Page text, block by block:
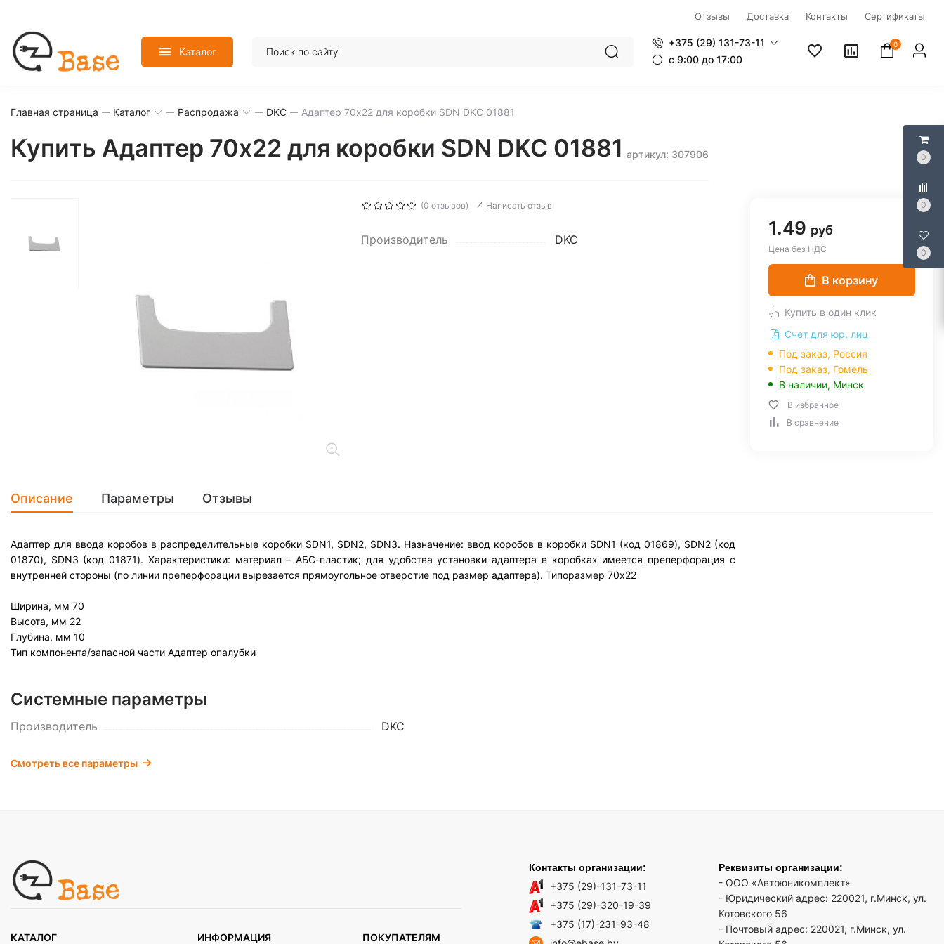
0
0
0
Отзывы Доставка Контакты Сертификаты
Каталог
+375 (29) 131-73-11
c 9:00 до 17:00
0
Главная страница Каталог Распродажа DKC Адаптер 70х22 для коробки SDN DKC 01881
Купить Адаптер 70х22 для коробки SDN DKC 01881 артикул: 307906
(0 отзывов) Написать отзыв
Производитель DKC
1.49 руб
Цена без НДС
В корзину
Купить в один клик
Счет для юр. лиц
Под заказ, Россия
Под заказ, Гомель
В наличии, Минск
В избранное
В сравнение
Описание Параметры Отзывы
Адаптер для ввода коробов в распределительные коробки SDN1, SDN2, SDN3. Назначение: ввод коробов в коробки SDN1 (код 01869), SDN2 (код
01870), SDN3 (код 01871). Характеристики: материал – АБС-пластик; для удобства установки адаптера в коробках имеется преперфорация с
внутренней стороны (по линии преперфорации вырезается прямоугольное отверстие под размер адаптера). Типоразмер 70х22
Ширина, мм 70
Высота, мм 22
Глубина, мм 10
Тип компонента/запасной части Адаптер опалубки
Системные параметры
Производитель DKC
Смотреть все параметры
КАТАЛОГ ИНФОРМАЦИЯ ПОКУПАТЕЛЯМ
Контакты организации:
+375 (29)-131-73-11
+375 (29)-320-19-39
+375 (17)-231-93-48
Реквизиты организации:
- ООО «Автоюникомплект»
- Юридический адрес: 220021, г.Минск, ул.
Котовского 56
- Почтовый адрес: 220021, г.Минск, ул.